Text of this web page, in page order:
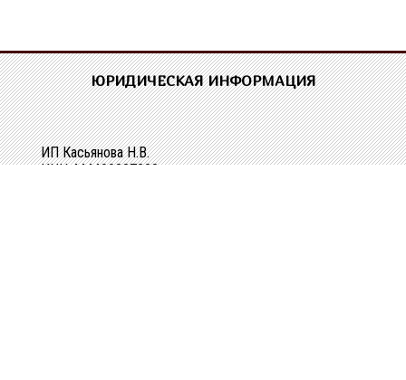
ЮРИДИЧЕСКАЯ ИНФОРМАЦИЯ
ИП Касьянова Н.В.
ИНН 444400337228